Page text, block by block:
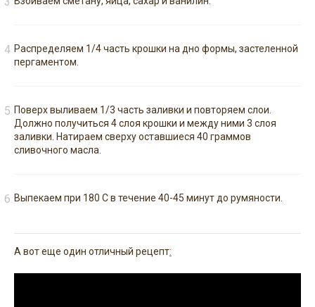
Распределяем 1/4 часть крошки на дно формы, застеленной
пергаментом.
Поверх выливаем 1/3 часть заливки и повторяем слои.
Должно получиться 4 слоя крошки и между ними 3 слоя
заливки. Натираем сверху оставшиеся 40 граммов
сливочного масла.
Выпекаем при 180 С в течение 40-45 минут до румяности.
А вот еще один отличный рецепт: